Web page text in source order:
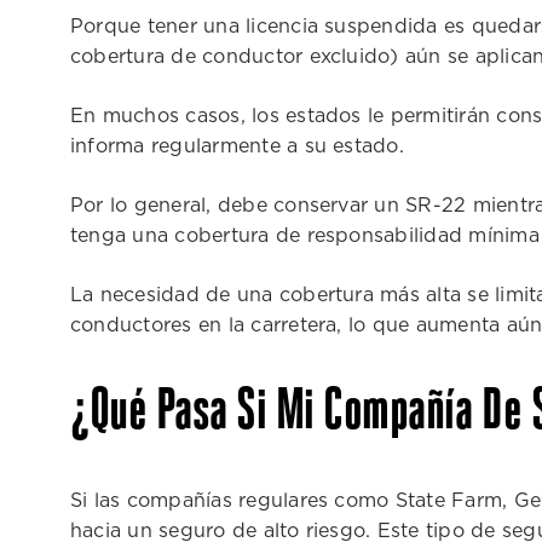
Porque tener una licencia suspendida es
cobertura de conductor excluido) aún se
En muchos casos, los estados le permitirán
informa regularmente a su estado.
Por lo general, debe conservar un SR-22
tenga una cobertura de responsabilidad
La necesidad de una cobertura más alta se
conductores en la carretera, lo que aumenta
¿Qué Pasa Si Mi Compañía
Si las compañías regulares como State Farm,
hacia un seguro de alto riesgo. Este tipo de